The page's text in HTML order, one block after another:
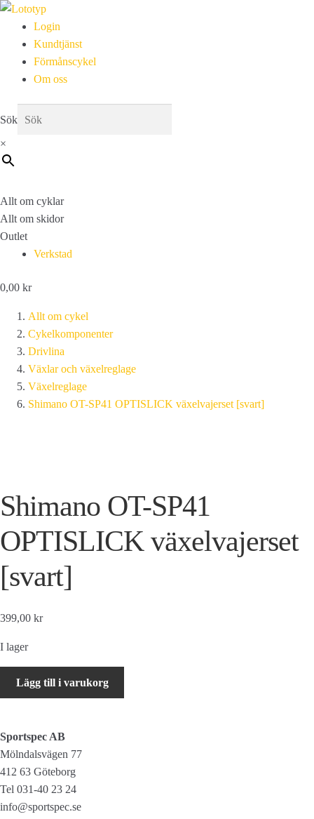
Login
Kundtjänst
Förmånscykel
Om oss
Sök
×
Allt om cyklar
Allt om skidor
Outlet
Verkstad
0,00 kr
Allt om cykel
Cykelkomponenter
Drivlina
Växlar och växelreglage
Växelreglage
Shimano OT-SP41 OPTISLICK växelvajerset [svart]
Shimano OT-SP41
OPTISLICK växelvajerset
[svart]
399,00 kr
I lager
växelvajerset
Lägg till i varukorg
Sportspec AB
Mölndalsvägen 77
412 63 Göteborg
Tel 031-40 23 24
info@sportspec.se